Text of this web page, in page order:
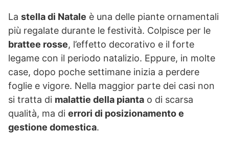
La stella di Natale è una delle piante ornamentali
più regalate durante le festività. Colpisce per le
brattee rosse, l’effetto decorativo e il forte
legame con il periodo natalizio. Eppure, in molte
case, dopo poche settimane inizia a perdere
foglie e vigore. Nella maggior parte dei casi non
si tratta di malattie della pianta o di scarsa
qualità, ma di errori di posizionamento e
gestione domestica.